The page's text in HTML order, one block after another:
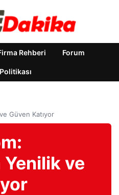
Rehberi Forum
Güven Katıyor
Yenilik ve